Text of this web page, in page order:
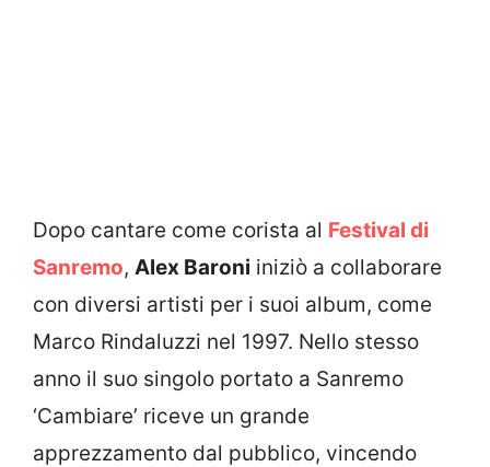
Dopo cantare come corista al Festival di
Sanremo, Alex Baroni iniziò a collaborare
con diversi artisti per i suoi album, come
Marco Rindaluzzi nel 1997. Nello stesso
anno il suo singolo portato a Sanremo
‘Cambiare’ riceve un grande
apprezzamento dal pubblico, vincendo